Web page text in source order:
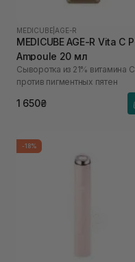
MEDICUBE AGE-R
MEDICUBE AGE-R Vita C
Ampoule 20 мл
Сыворотка из 21% витамина С
против пигментных пятен
1 650₴
-18%